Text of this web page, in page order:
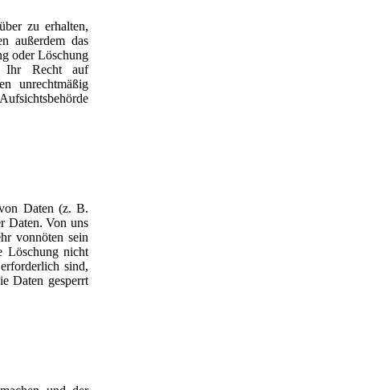
zu erhalten,
außerdem das
oder Löschung
Ihr Recht auf
unrechtmäßig
Daten (z. B.
Daten. Von uns
vonnöten sein
Löschung nicht
sind,
Daten gesperrt